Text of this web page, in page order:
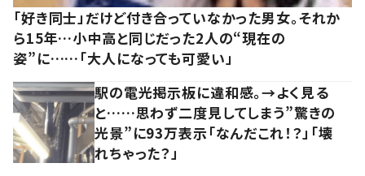
「好き同士」だけど付き合っていなかった男女。それか
ら15年…小中高と同じだった2人の“現在の
姿”に……「大人になっても可愛い」
駅の電光掲示板に違和感。→よく見る
と……思わず二度見してしまう”驚きの
光景”に93万表示「なんだこれ！？」「壊
れちゃった？」